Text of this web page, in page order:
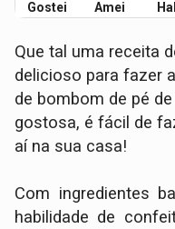
Gostei Amei
Que tal uma receita
delicioso para fazer
de bombom de pé
gostosa, é fácil de
aí na sua casa!
Com ingredientes
habilidade de